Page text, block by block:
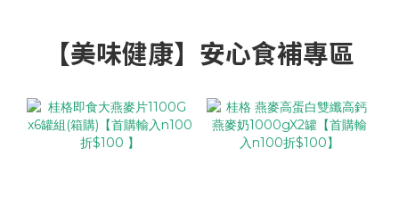
【美味健康】安心食補專區